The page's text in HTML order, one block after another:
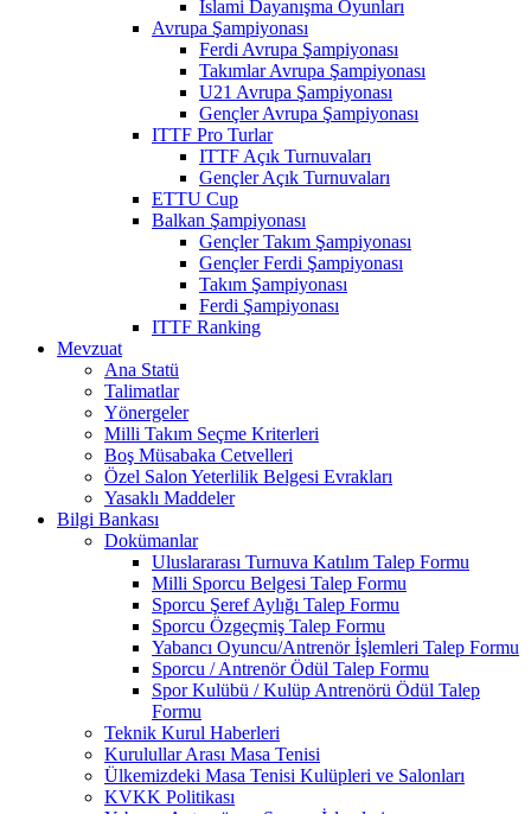
İslami Dayanışma Oyunları
Avrupa Şampiyonası
Ferdi Avrupa Şampiyonası
Takımlar Avrupa Şampiyonası
U21 Avrupa Şampiyonası
Gençler Avrupa Şampiyonası
ITTF Pro Turlar
ITTF Açık Turnuvaları
Gençler Açık Turnuvaları
ETTU Cup
Balkan Şampiyonası
Gençler Takım Şampiyonası
Gençler Ferdi Şampiyonası
Takım Şampiyonası
Ferdi Şampiyonası
ITTF Ranking
Mevzuat
Ana Statü
Talimatlar
Yönergeler
Milli Takım Seçme Kriterleri
Boş Müsabaka Cetvelleri
Özel Salon Yeterlilik Belgesi Evrakları
Yasaklı Maddeler
Bilgi Bankası
Dokümanlar
Uluslararası Turnuva Katılım Talep Formu
Milli Sporcu Belgesi Talep Formu
Sporcu Şeref Aylığı Talep Formu
Sporcu Özgeçmiş Talep Formu
Yabancı Oyuncu/Antrenör İşlemleri Talep Formu
Sporcu / Antrenör Ödül Talep Formu
Spor Kulübü / Kulüp Antrenörü Ödül Talep
Formu
Teknik Kurul Haberleri
Kurulullar Arası Masa Tenisi
Ülkemizdeki Masa Tenisi Kulüpleri ve Salonları
KVKK Politikası